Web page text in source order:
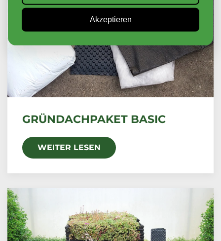
GRÜNDACHPAKET BASIC
WEITER LESEN
Akzeptieren